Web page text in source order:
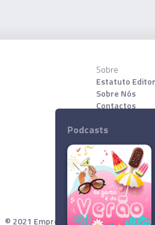
Sobre
Estatuto
Sobre Nós
Contactos
Download App
© 2021 Empresa Diário de Notícias,
Podcasts